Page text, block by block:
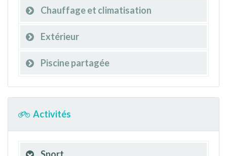
Chauffage et climatisation
Extérieur
Piscine partagée
Activités